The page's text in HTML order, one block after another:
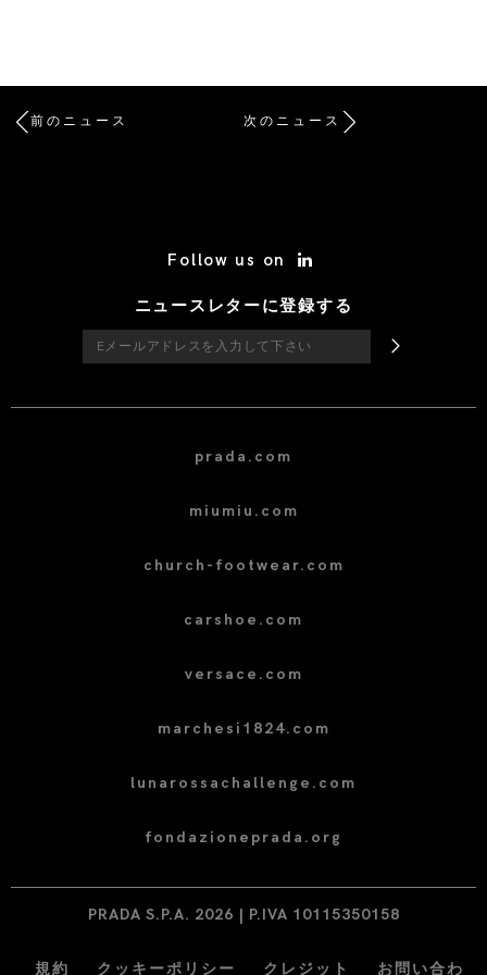
前のニュース 次のニュース
Follow us on
ニュースレターに登録する
prada.com
miumiu.com
church-footwear.com
carshoe.com
versace.com
marchesi1824.com
lunarossachallenge.com
fondazioneprada.org
PRADA S.P.A. 2026 | P.IVA 10115350158
規約 クッキーポリシー クレジット お問い合わ